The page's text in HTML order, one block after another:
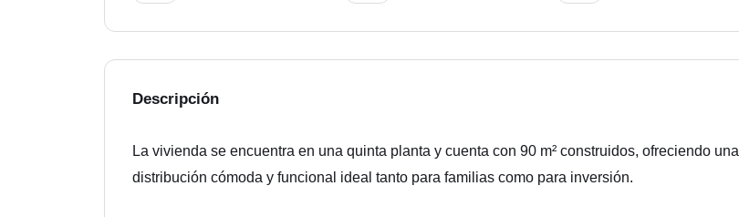
Descripción
La vivienda se encuentra en una quinta planta y cuenta con 90 m² construidos, ofreciendo una
distribución cómoda y funcional ideal tanto para familias como para inversión.